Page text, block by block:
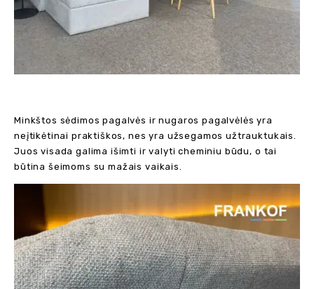
Minkštos sėdimos pagalvės ir nugaros pagalvėlės yra
neįtikėtinai praktiškos, nes yra užsegamos užtrauktukais.
Juos visada galima išimti ir valyti cheminiu būdu, o tai
būtina šeimoms su mažais vaikais.